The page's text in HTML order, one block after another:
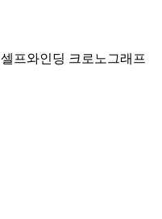
프와인딩 크로노그래프